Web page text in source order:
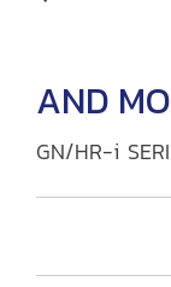
AND
GN/HR-i